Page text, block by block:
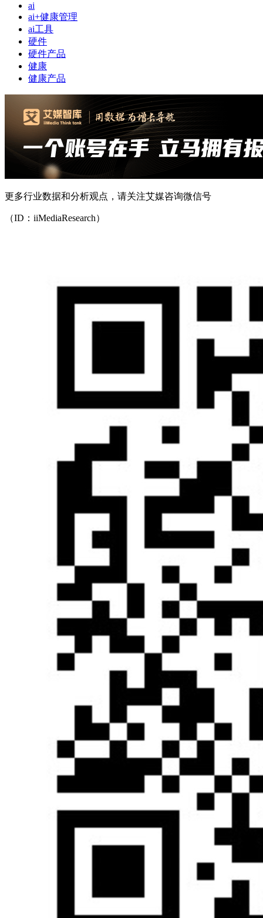
ai
ai+健康管理
ai工具
硬件
硬件产品
健康
健康产品
更多行业数据和分析观点，请关注艾媒咨询微信号
（ID：iiMediaResearch）